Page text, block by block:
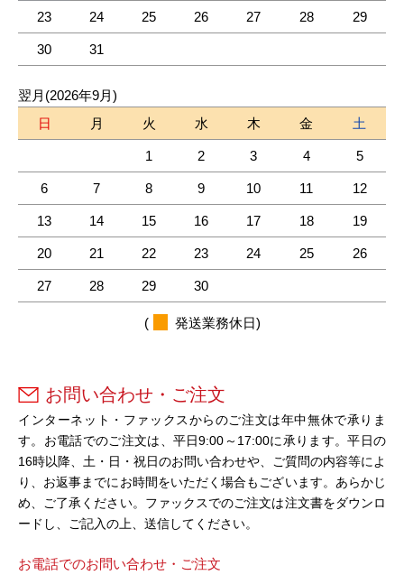
23 24 25 26 27 28 29
30 31
翌月(2026年9月)
日
月 火 水 木 金 土
1 2 3 4 5
6 7 8 9 10 11 12
13 14 15 16 17 18 19
20 21 22 23 24 25 26
27 28 29 30
( 発送業務休日)
お問い合わせ・ご注文
インターネット・ファックスからのご注文は年中無休で承りま
す。お電話でのご注文は、平日9:00～17:00に承ります。平日の
16時以降、土・日・祝日のお問い合わせや、ご質問の内容等によ
り、お返事までにお時間をいただく場合もございます。あらかじ
め、ご了承ください。ファックスでのご注文は注文書をダウンロ
ードし、ご記入の上、送信してください。
お電話でのお問い合わせ・ご注文